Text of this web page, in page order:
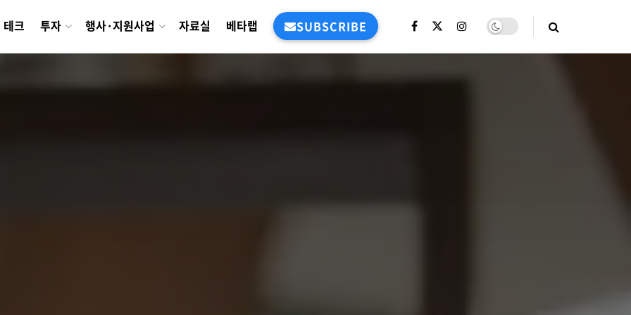
테크 투자 행사·지원사업 자료실 베타랩 SUBSCRIBE